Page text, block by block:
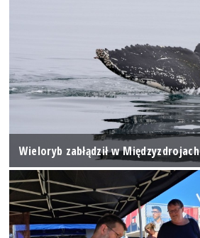
Wieloryb zabłądził w Międzyzdrojach